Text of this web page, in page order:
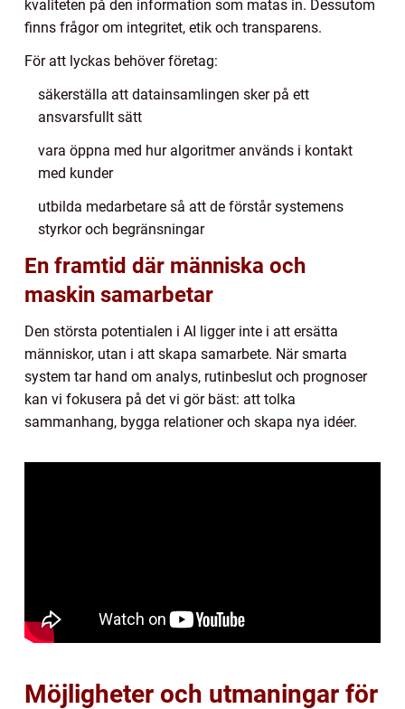
kvaliteten på den information som matas in. Dessutom
finns frågor om integritet, etik och transparens.
För att lyckas behöver företag:
säkerställa att datainsamlingen sker på ett
ansvarsfullt sätt
vara öppna med hur algoritmer används i kontakt
med kunder
utbilda medarbetare så att de förstår systemens
styrkor och begränsningar
En framtid där människa och
maskin samarbetar
Den största potentialen i AI ligger inte i att ersätta
människor, utan i att skapa samarbete. När smarta
system tar hand om analys, rutinbeslut och prognoser
kan vi fokusera på det vi gör bäst: att tolka
sammanhang, bygga relationer och skapa nya idéer.
Möjligheter och utmaningar för